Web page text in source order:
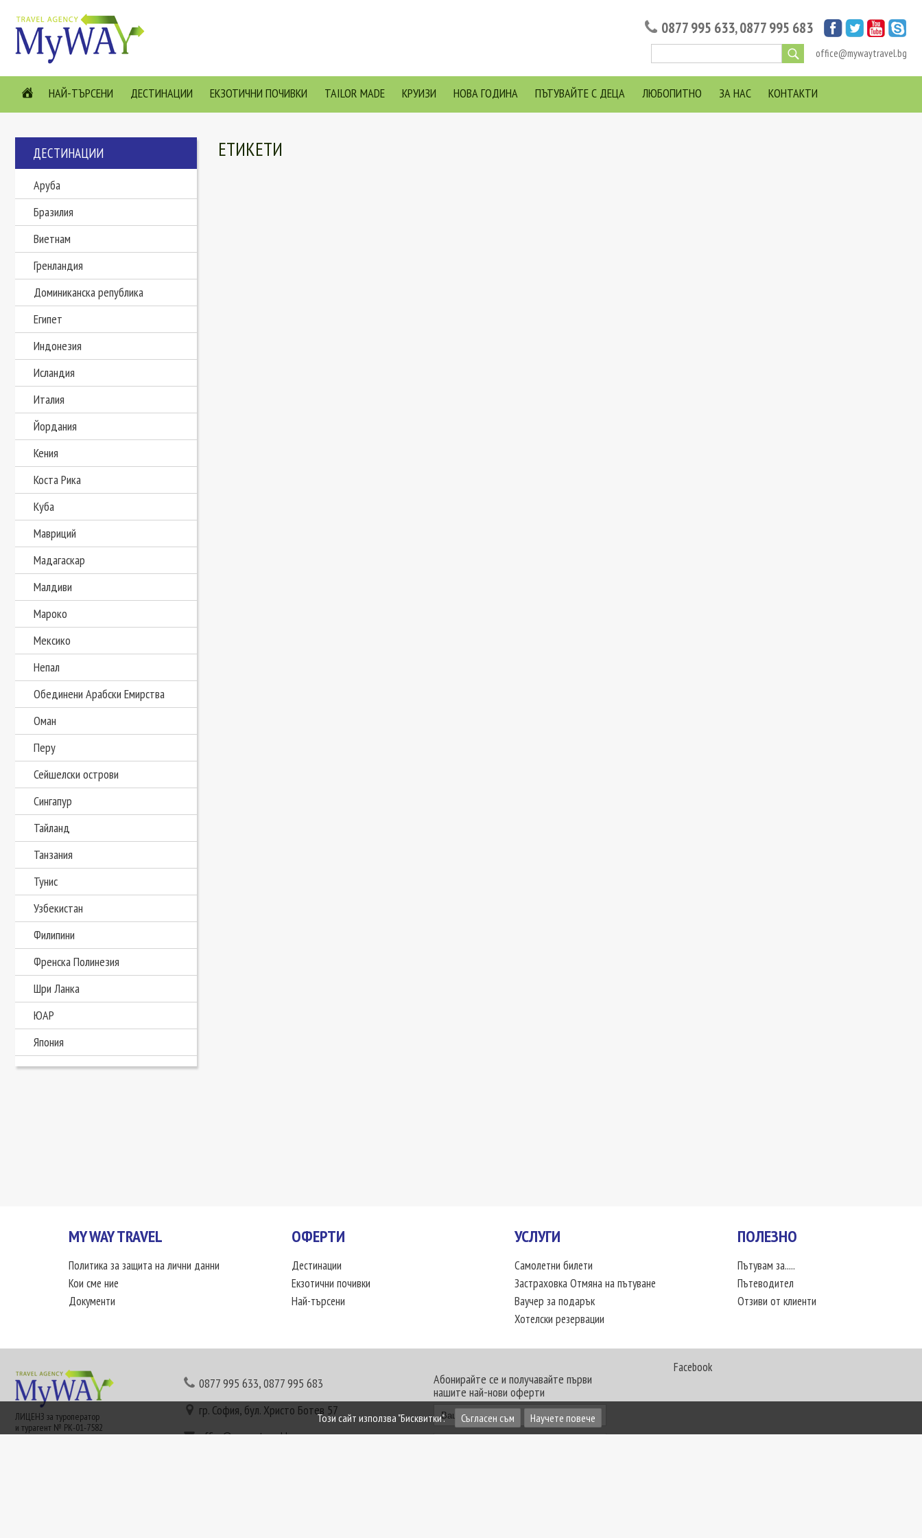
0877 995 633,0877 995 683
office@mywaytravel.bg
НАЙ-ТЪРСЕНИ ДЕСТИНАЦИИ ЕКЗОТИЧНИ ПОЧИВКИ TAILOR MADE КРУИЗИ НОВА ГОДИНА ПЪТУВАЙТЕ С ДЕЦА ЛЮБОПИТНО ЗА НАС КОНТАКТИ
ДЕСТИНАЦИИ
Аруба
Бразилия
Виетнам
Гренландия
Доминиканска република
Египет
Индонезия
Исландия
Италия
Йордания
Кения
Коста Рика
Куба
Мавриций
Мадагаскар
Малдиви
Мароко
Мексико
Непал
Обединени Арабски Емирства
Оман
Перу
Сейшелски острови
Сингапур
Тайланд
Танзания
Тунис
Узбекистан
Филипини
Френска Полинезия
Шри Ланка
ЮАР
Япония
ЕТИКЕТИ
MY WAY TRAVEL
Политика за защита на лични данни
Кои сме ние
Документи
ОФЕРТИ
Дестинации
Екзотични почивки
Най-търсени
УСЛУГИ
Самолетни билети
Застраховка Отмяна на пътуване
Ваучер за подарък
Хотелски резервации
ПОЛЕЗНО
Пътувам за.....
Пътеводител
Отзиви от клиенти
ЛИЦЕНЗ за туроператор
и турагент № РК-01-7582
0877 995 633,0877 995 683
гр. София, бул. Христо Ботев 57
office@mywaytravel.bg
Абонирайте се и получавайте първи
нашите най-нови оферти
Facebook
Този сайт използва "Бисквитки". Съгласен съм Научете повече